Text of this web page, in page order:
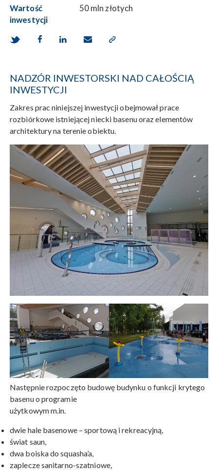
Wartość
inwestycji
50 mln złotych
NADZÓR INWESTORSKI NAD CAŁOŚCIĄ
INWESTYCJI
Zakres prac niniejszej inwestycji obejmował prace
rozbiórkowe istniejącej niecki basenu oraz elementów
architektury na terenie obiektu.
Następnie rozpoczęto budowę budynku o funkcji krytego
basenu o programie
użytkowym m.in.
dwie hale basenowe – sportową i rekreacyjną,
świat saun,
dwa boiska do squasha’a,
zaplecze sanitarno-szatniowe,